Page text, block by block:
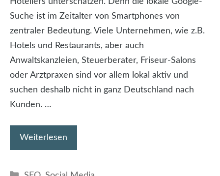
Suche ist im Zeitalter von Smartphones von
zentraler Bedeutung. Viele Unternehmen, wie z.B.
Hotels und Restaurants, aber auch
Anwaltskanzleien, Steuerberater, Friseur-Salons
oder Arztpraxen sind vor allem lokal aktiv und
suchen deshalb nicht in ganz Deutschland nach
Kunden. …
Weiterlesen
Kategorien